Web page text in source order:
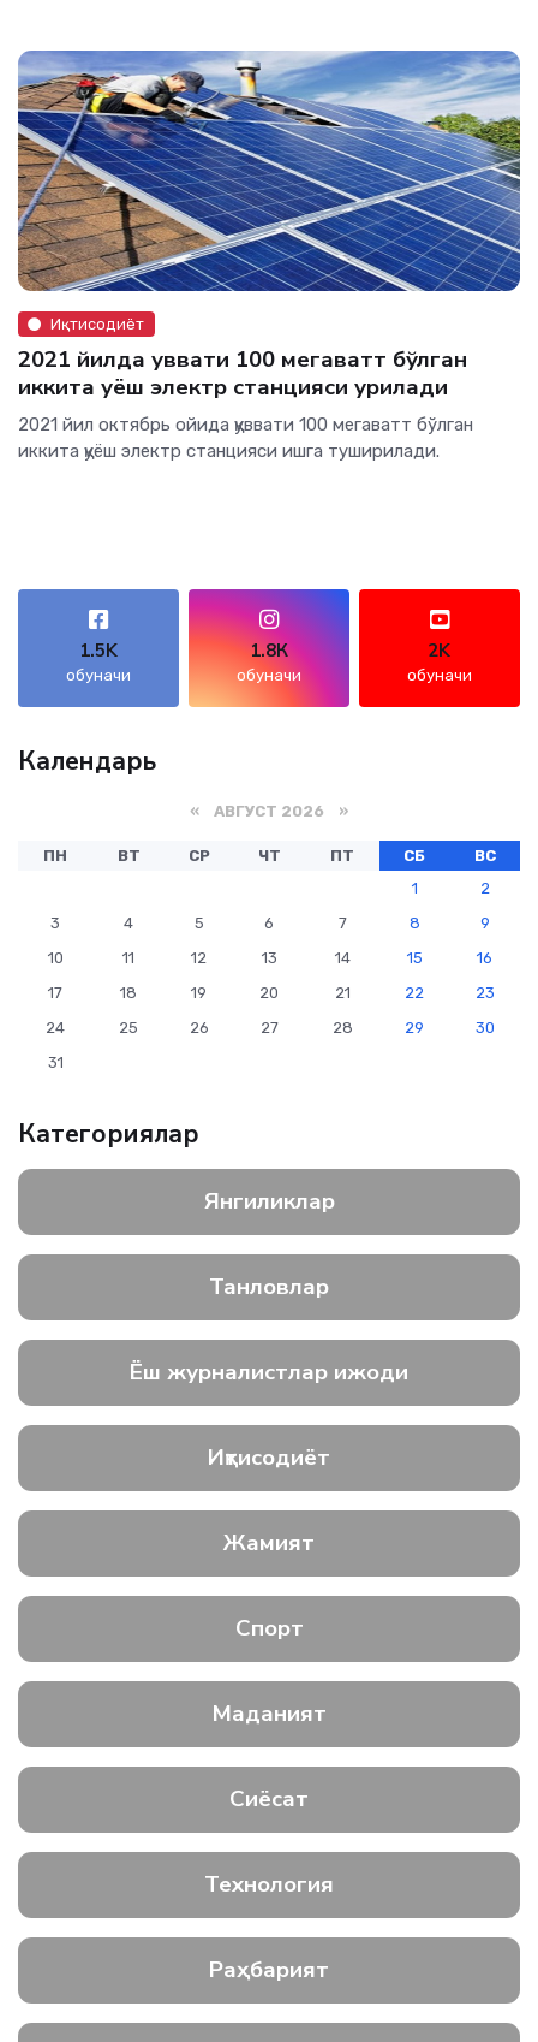
Иқтисодиёт
2021 йилда қуввати 100 мегаватт бўлган
иккита қуёш электр станцияси қурилади
2021 йил октябрь ойида қуввати 100 мегаватт бўлган
иккита қуёш электр станцияси ишга туширилади.
1.5K
обуначи
1.8К
обуначи
2K
обуначи
Календарь
« АВГУСТ 2026 »
ПН ВТ СР ЧТ ПТ СБ
ВС
1
2
3
4 5 6 7 8
9
10
11 12 13 14 15
16
17
18 19 20 21 22
23
24
25 26 27 28 29
30
31
Категориялар
Янгиликлар
Танловлар
Ёш журналистлар ижоди
Иқтисодиёт
Жамият
Спорт
Маданият
Сиёсат
Технология
Раҳбарият